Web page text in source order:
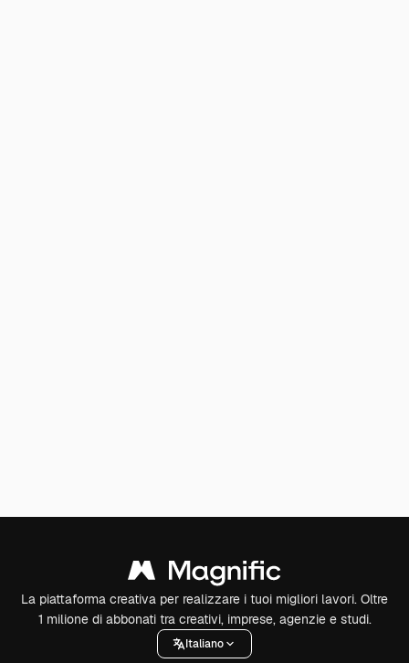
La piattaforma creativa per realizzare i tuoi migliori lavori. Oltre
1 milione di abbonati tra creativi, imprese, agenzie e studi.
Italiano